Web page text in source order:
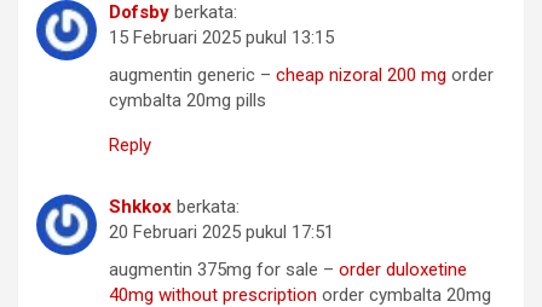
Dofsby berkata:
15 Februari 2025 pukul 13:15
augmentin generic – cheap nizoral 200 mg order
cymbalta 20mg pills
Reply
Shkkox berkata:
20 Februari 2025 pukul 17:51
augmentin 375mg for sale – order duloxetine
40mg without prescription order cymbalta 20mg